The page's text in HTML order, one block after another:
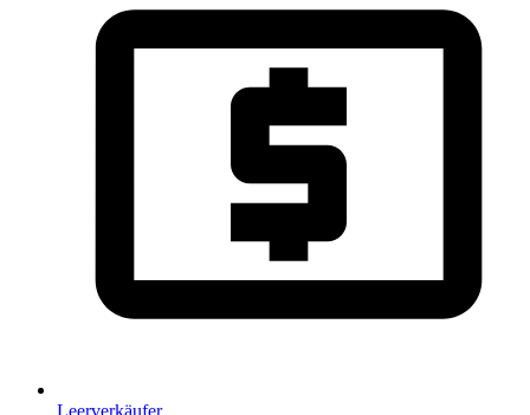
Leerverkäufer